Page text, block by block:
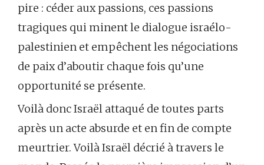
pire : céder aux passions, ces passions
tragiques qui minent le dialogue israélo-
palestinien et empêchent les négociations
de paix d’aboutir chaque fois qu’une
opportunité se présente.
Voilà donc Israël attaqué de toutes parts
après un acte absurde et en fin de compte
meurtrier. Voilà Israël décrié à travers le